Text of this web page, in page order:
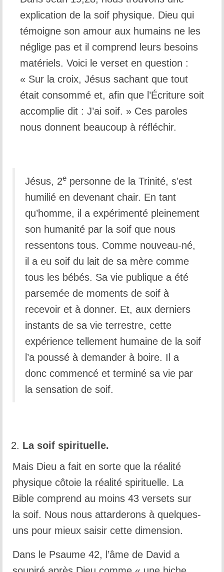
explication de la soif physique. Dieu qui
témoigne son amour aux humains ne les
néglige pas et il comprend leurs besoins
matériels. Voici le verset en question :
« Sur la croix, Jésus sachant que tout
était consommé et, afin que l’Écriture soit
accomplie dit : J’ai soif. » Ces paroles
nous donnent beaucoup à réfléchir.
Jésus, 2e personne de la Trinité, s’est
humilié en devenant chair. En tant
qu’homme, il a expérimenté pleinement
son humanité par la soif que nous
ressentons tous. Comme nouveau-né,
il a eu soif du lait de sa mère comme
tous les bébés. Sa vie publique a été
parsemée de moments de soif à
recevoir et à donner. Et, aux derniers
instants de sa vie terrestre, cette
expérience tellement humaine de la soif
l’a poussé à demander à boire. Il a
donc commencé et terminé sa vie par
la sensation de soif.
La soif spirituelle.
Mais Dieu a fait en sorte que la réalité
physique côtoie la réalité spirituelle. La
Bible comprend au moins 43 versets sur
la soif. Nous nous attarderons à quelques-
uns pour mieux saisir cette dimension.
Dans le Psaume 42, l’âme de David a